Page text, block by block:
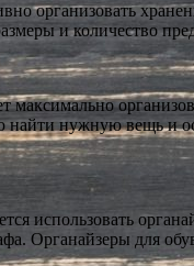
организовать
и количество
найти нужную вещь и
использовать
Органайзеры для